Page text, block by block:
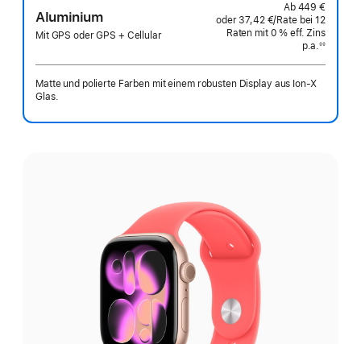
Aluminium
Mit GPS oder GPS + Cellular
Ab 449 €
oder 37,42 €/Rate pro
Rate
bei 12
Raten Raten
mit 0 % eff. Zins
p.a.eff.
◊◊
Matte und polierte Farben mit einem robusten Display aus Ion‑X
Glas.